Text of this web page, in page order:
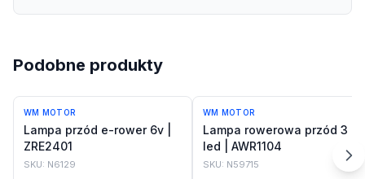
Podobne produkty
WM MOTOR
Lampa przód e-rower 6v |
ZRE2401
SKU: N6129
WM MOTOR
Lampa rowerowa przód 3
led | AWR1104
SKU: N59715